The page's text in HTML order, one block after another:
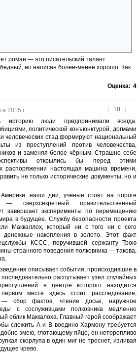
роман — это писательский талант
но написан более-менее хорошо. Как
Оценка: 4
[ 10 ]
2015 г.
историю люди предпринимали всегда.
политической конъюнктурой, догмами
человеческих стад формируют национальный
из преступлений против человечества,
и заменяя белое чёрным. Страшно себе
открылись бы перед этими
распоряжении настоящая машина времени,
не только исторические документы, но и
наши дни, учёные стоят на пороге
сверхсекретный правительственный
завершает эксперименты по перемещению
в будущее. Службу безопасности проекта
Маккаллох, который ни с того ни с сего
денежные накопления в золото. Этот факт
КССС, поручившей сержанту Трою
странного поведения полковника — такова,
описывает события, происходившие в
распутывает узел случайных
в центре которого находится
месте здесь стоит расследование,
— сбор фактов, чтение досье, наружное
с сослуживцами полковника медленно
облик Маккалоха. Главный герой соображает
сложить А и В воедино Хармону требуется
змею, глотающему яйцо, он неторопливо
скорлупа в один миг не треснет, изливая
чрево.